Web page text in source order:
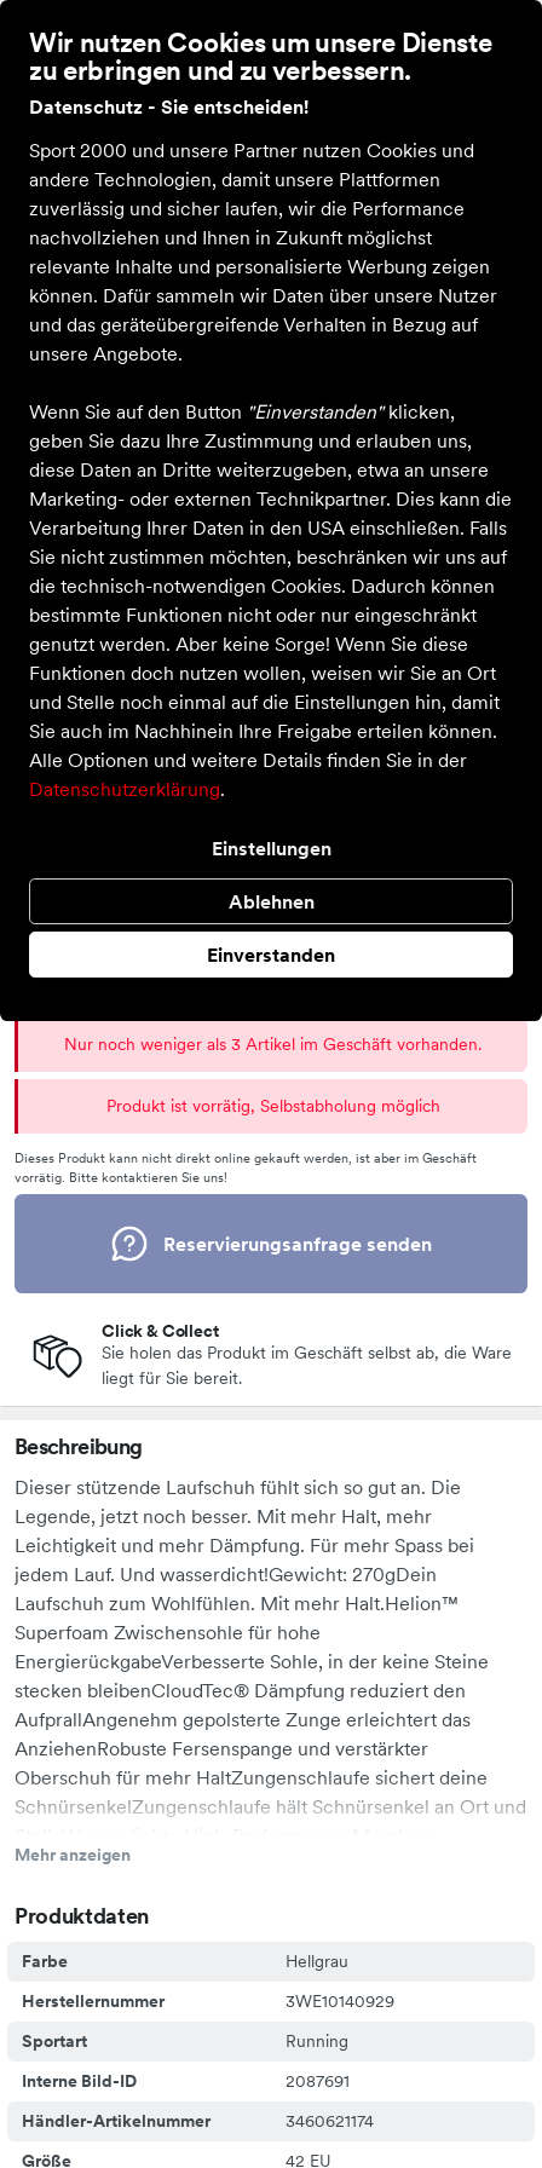
Wir nutzen Cookies um unsere Dienste
zu erbringen und zu verbessern.
Datenschutz - Sie entscheiden!
Sport 2000 und unsere Partner nutzen Cookies und
andere Technologien, damit unsere Plattformen
zuverlässig und sicher laufen, wir die Performance
nachvollziehen und Ihnen in Zukunft möglichst
relevante Inhalte und personalisierte Werbung zeigen
können. Dafür sammeln wir Daten über unsere Nutzer
und das geräteübergreifende Verhalten in Bezug auf
unsere Angebote.
Wenn Sie auf den Button "Einverstanden"klicken,
geben Sie dazu Ihre Zustimmung und erlauben uns,
diese Daten an Dritte weiterzugeben, etwa an unsere
Marketing- oder externen Technikpartner. Dies kann die
Verarbeitung Ihrer Daten in den USA einschließen. Falls
Sie nicht zustimmen möchten, beschränken wir uns auf
die technisch-notwendigen Cookies. Dadurch können
bestimmte Funktionen nicht oder nur eingeschränkt
genutzt werden. Aber keine Sorge! Wenn Sie diese
Funktionen doch nutzen wollen, weisen wir Sie an Ort
und Stelle noch einmal auf die Einstellungen hin, damit
Sie auch im Nachhinein Ihre Freigabe erteilen können.
Alle Optionen und weitere Details finden Sie in der
Datenschutzerklärung.
Einstellungen
Ablehnen
Einverstanden
Cloudrunner 2 Waterproof
Preis
180,00 € inkl. MwSt.
Farbe
Größe
40 ½ EU
Auswahl aufheben
Nur noch weniger als 3 Artikel im Geschäft vorhanden.
Produkt ist vorrätig, Selbstabholung möglich
Dieses Produkt kann nicht direkt online gekauft werden, ist aber im Geschäft
vorrätig. Bitte kontaktieren Sie uns!
Reservierungsanfrage senden
Click & Collect
Sie holen das Produkt im Geschäft selbst ab, die Ware
liegt für Sie bereit.
Beschreibung
Dieser stützende Laufschuh fühlt sich so gut an. Die
Legende, jetzt noch besser. Mit mehr Halt, mehr
Leichtigkeit und mehr Dämpfung. Für mehr Spass bei
jedem Lauf. Und wasserdicht!Gewicht: 270gDein
Laufschuh zum Wohlfühlen. Mit mehr Halt.Helion™
Superfoam Zwischensohle für hohe
EnergierückgabeVerbesserte Sohle, in der keine Steine
stecken bleibenCloudTec® Dämpfung reduziert den
AufprallAngenehm gepolsterte Zunge erleichtert das
AnziehenRobuste Fersenspange und verstärkter
Oberschuh für mehr HaltZungenschlaufe sichert deine
SchnürsenkelZungenschlaufe hält Schnürsenkel an Ort und
Mehr anzeigen
Produktdaten
Farbe
Hellgrau
Herstellernummer
3WE10140929
Sportart
Running
Interne Bild-ID
2087691
Händler-Artikelnummer
3460621174
Größe
42 EU